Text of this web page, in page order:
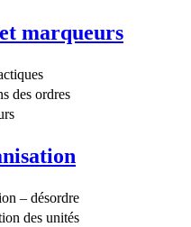
marqueurs
des ordres
– désordre
des unités